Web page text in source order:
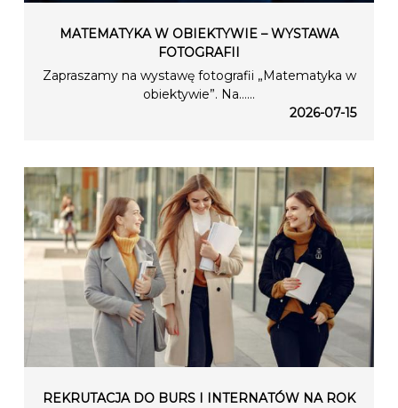
MATEMATYKA W OBIEKTYWIE – WYSTAWA
FOTOGRAFII
Zapraszamy na wystawę fotografii „Matematyka w
obiektywie”. Na…...
2026-07-15
REKRUTACJA DO BURS I INTERNATÓW NA ROK